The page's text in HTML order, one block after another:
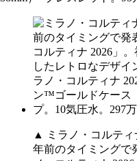
▲ ミラノ・コルティ
年前のタイミングで